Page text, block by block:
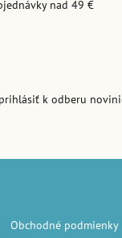
nad 49 €
k odberu
Obchodné podmienky